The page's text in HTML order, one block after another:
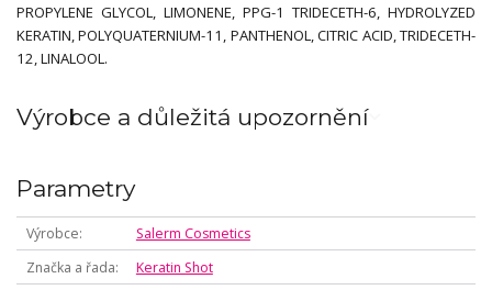
PROPYLENE GLYCOL, LIMONENE, PPG-1 TRIDECETH-6, HYDROLYZED
KERATIN, POLYQUATERNIUM-11, PANTHENOL, CITRIC ACID, TRIDECETH-
12, LINALOOL.
Výrobce a důležitá upozornění
Parametry
Výrobce
Salerm Cosmetics
Značka a řada
Keratin Shot